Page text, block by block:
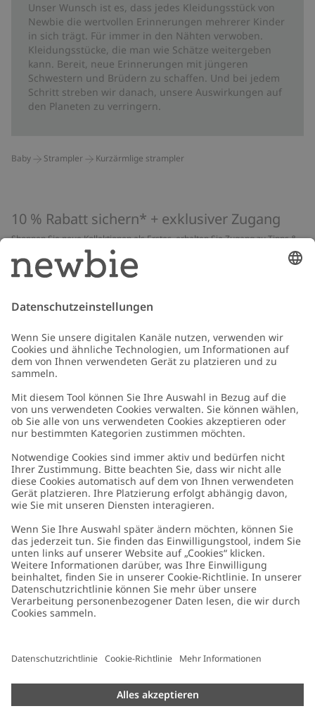
Unser Wunsch ist es, dass jedes Kleidungsstück von
Newbie die wertvollen Erinnerungen mehrerer Kinder
in sich trägt. Für immer in den Nähten verwoben.
Kleidungsstücke, die man wie Schätze weitergeben
kann. Bereit, neue Erinnerungen mit jüngeren
Schwestern und Brüdern zu schaffen. Und bei jedem
Schritt streben wir danach, unsere Auswirkungen auf
den Planeten zu verringern.
Baby Strampler Kurzärmlige strampler
10 % Rabatt sichern* + exklusiver Zugang
Shoppen Sie neue Kollektionen als Erstes, erhalten Sie Zugang zu Tipps &
Guides und profitieren Sie von exklusiven Angeboten
*Gilt nur für deine erste Bestellung und ist nicht mit anderen Rabatten
oder Angeboten kombinierbar. Gilt nicht für limitierte Artikel. Lies unsere
Schicken
Kundenservice
Kontaktieren Sie uns
FAQ
Barrierefreiheit
Datenschutzrichtlinie
Cookie-Richtlinie
Größenratgeber
Über uns
Über Newbie
Nachhaltigkeit
Impressum
Presse
Germany Standort ändern
Cookies